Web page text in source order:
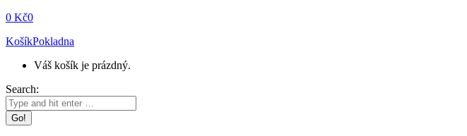
0 Kč0
KošíkPokladna
Váš košík je prázdný.
Search: